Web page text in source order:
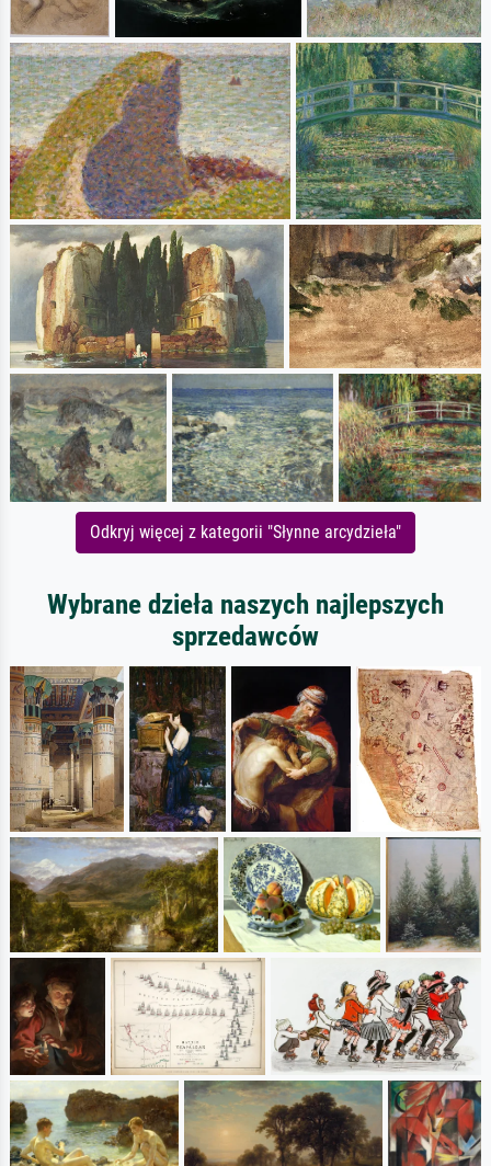
Odkryj więcej z kategorii "Słynne arcydzieła"
Wybrane dzieła naszych najlepszych
sprzedawców